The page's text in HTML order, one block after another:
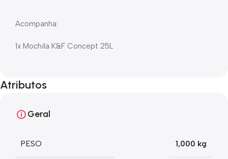
Acompanha:
1x Mochila K&F Concept 25L
Atributos
Geral
PESO 1,000 kg